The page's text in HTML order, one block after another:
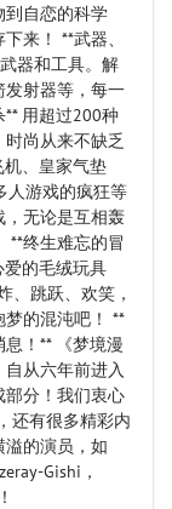
到自恋的科学
来！ **武器、
器和工具。解
发射器等，每一
用超过200种
尚从来不缺乏
机、皇家气垫
人游戏的疯狂等
，无论是互相轰
**终生难忘的冒
爱的毛绒玩具
、跳跃、欢笑，
的混沌吧！ **
！** 《梦境漫
从六年前进入
部分！我们衷心
还有很多精彩内
的演员，如
Gishi，